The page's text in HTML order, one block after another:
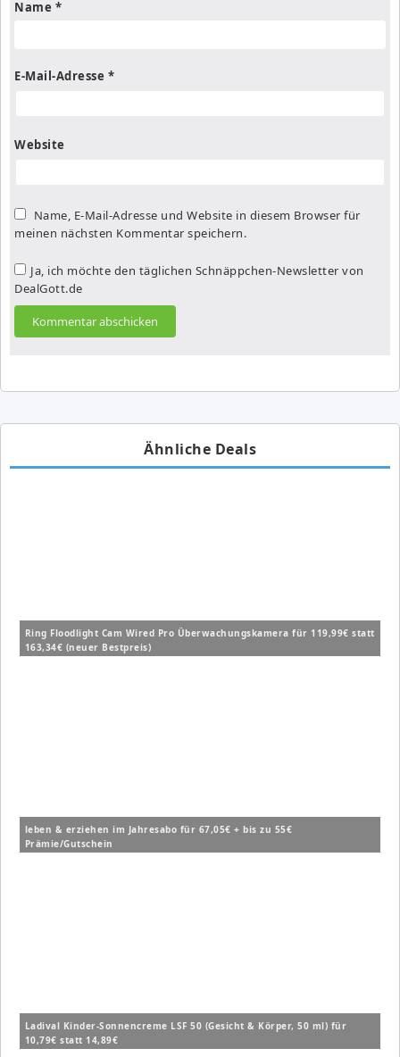
Name *
E-Mail-Adresse *
Website
Name, E-Mail-Adresse und Website in diesem Browser für
meinen nächsten Kommentar speichern.
Ja, ich möchte den täglichen Schnäppchen-Newsletter von
DealGott.de
Ähnliche Deals
Ring Floodlight Cam Wired Pro Überwachungskamera für 119,99€ statt
163,34€ (neuer Bestpreis)
leben & erziehen im Jahresabo für 67,05€ + bis zu 55€
Prämie/Gutschein
Ladival Kinder-Sonnencreme LSF 50 (Gesicht & Körper, 50 ml) für
10,79€ statt 14,89€